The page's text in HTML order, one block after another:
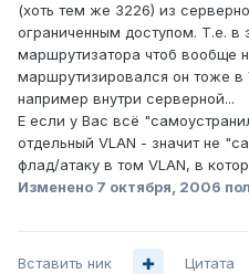
(хоть тем же 3226) из
ограниченным доступом. Т.е. в
маршрутизатора чтоб вообще
маршрутизировался он тоже в
например внутри серверной...
Е если у Вас всё
отдельный VLAN - значит не
флад/атаку в том VLAN, в
Изменено 7 октября, 2006
Вставить ник Цитата